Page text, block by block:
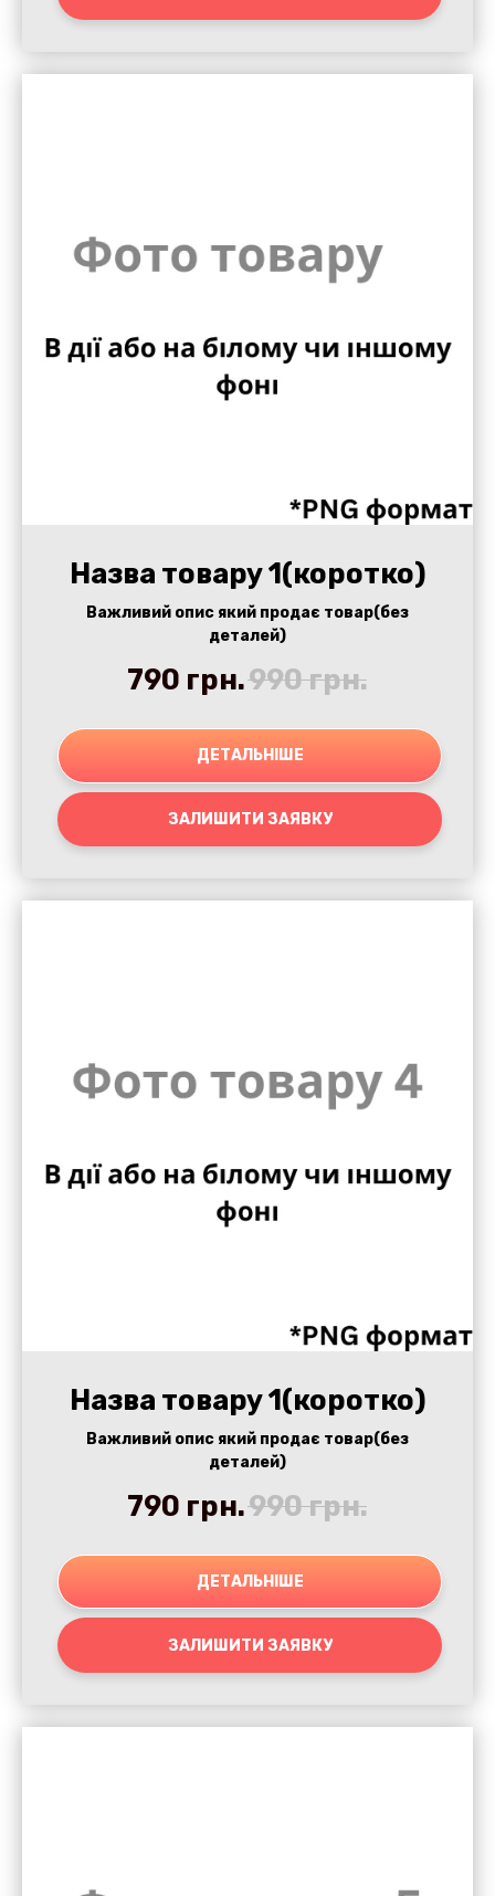
Назва товару 1(коротко)
Важливий опис який продає товар(без
деталей)
790 грн.990грн.
ДЕТАЛЬНІШЕ
ЗАЛИШИТИ ЗАЯВКУ
Назва товару 1(коротко)
Важливий опис який продає товар(без
деталей)
790 грн.990грн.
ДЕТАЛЬНІШЕ
ЗАЛИШИТИ ЗАЯВКУ